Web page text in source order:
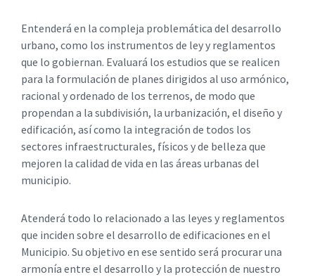
Entenderá en la compleja problemática del desarrollo
urbano, como los instrumentos de ley y reglamentos
que lo gobiernan. Evaluará los estudios que se realicen
para la formulación de planes dirigidos al uso armónico,
racional y ordenado de los terrenos, de modo que
propendan a la subdivisión, la urbanización, el diseño y
edificación, así como la integración de todos los
sectores infraestructurales, físicos y de belleza que
mejoren la calidad de vida en las áreas urbanas del
municipio.
Atenderá todo lo relacionado a las leyes y reglamentos
que inciden sobre el desarrollo de edificaciones en el
Municipio. Su objetivo en ese sentido será procurar una
armonía entre el desarrollo y la protección de nuestro